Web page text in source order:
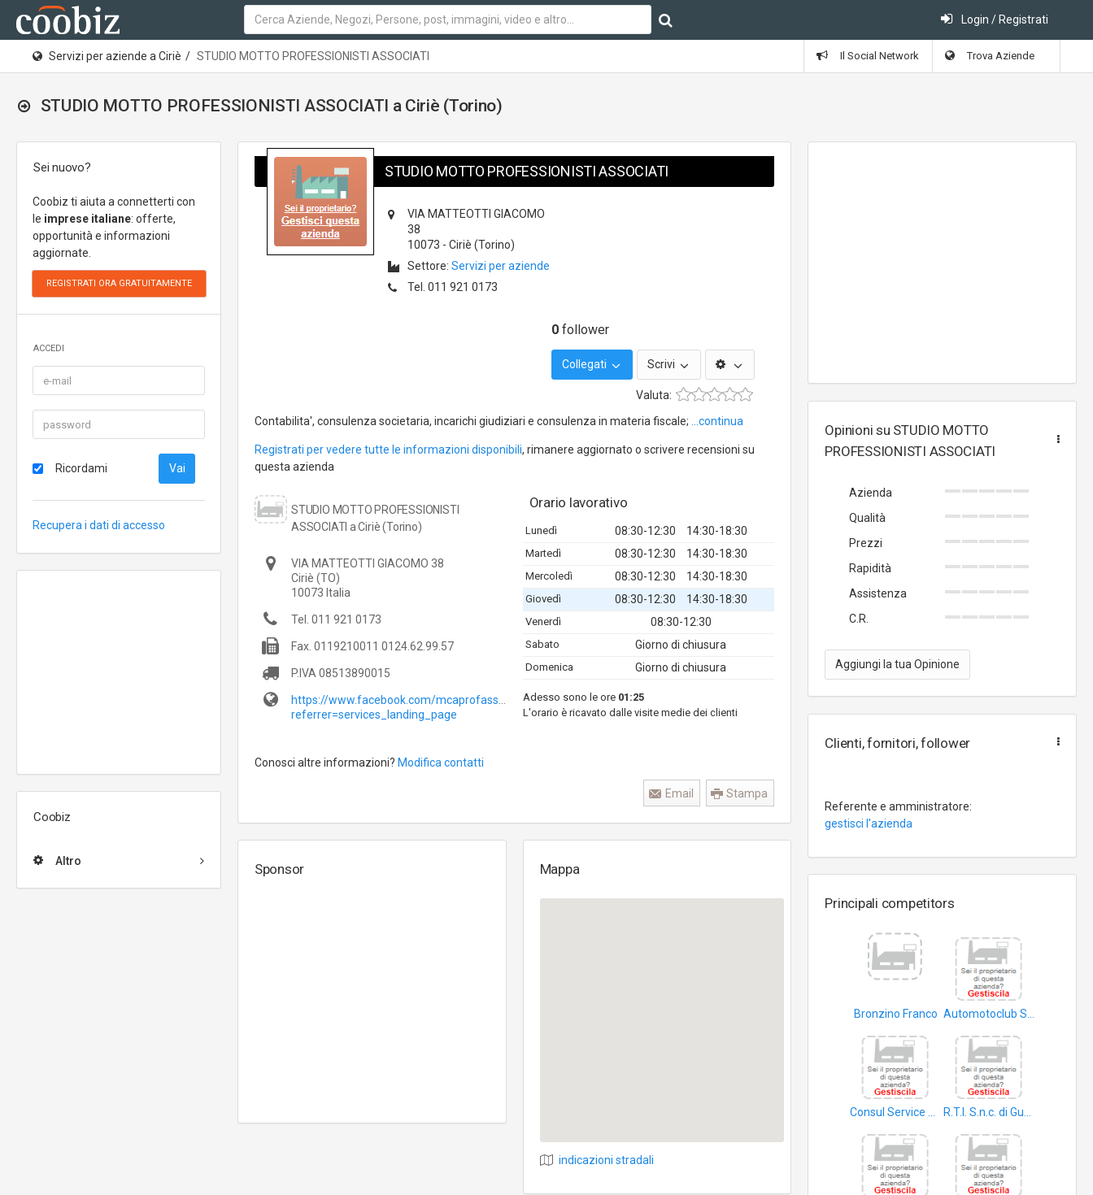
Login / Registrati
Servizi per aziende a Ciriè STUDIO MOTTO PROFESSIONISTI ASSOCIATI Il Social Network Trova Aziende
STUDIO MOTTO PROFESSIONISTI ASSOCIATI a Ciriè (Torino)
Sei nuovo?
Coobiz ti aiuta a connetterti con
le imprese italiane: offerte,
opportunità e informazioni
aggiornate.
ACCEDI
Ricordami
Recupera i dati di accesso
Coobiz
Altro
STUDIO MOTTO PROFESSIONISTI ASSOCIATI
VIA MATTEOTTI GIACOMO
38
10073 - Ciriè (Torino)
Settore: Servizi per aziende
Tel. 011 921 0173
0 follower
Collegati Scrivi
Valuta:
Contabilita', consulenza societaria, incarichi giudiziari e consulenza in materia fiscale;
...continua
Registrati per vedere tutte le informazioni disponibili, rimanere aggiornato o scrivere recensioni su
questa azienda
STUDIO MOTTO PROFESSIONISTI
ASSOCIATI a Ciriè (Torino)
VIA MATTEOTTI GIACOMO 38
Ciriè (TO)
10073 Italia
Tel. 011 921 0173
Fax. 0119210011 0124.62.99.57
P.IVA 08513890015
https://www.facebook.com/mcaprofass/?
referrer=services_landing_page
Orario lavorativo
Lunedì 08:30-12:30 14:30-18:30
Martedì 08:30-12:30 14:30-18:30
Mercoledì 08:30-12:30 14:30-18:30
Giovedì 08:30-12:30 14:30-18:30
Venerdì 08:30-12:30
Sabato Giorno di chiusura
Domenica Giorno di chiusura
Adesso sono le ore 01:25
L'orario è ricavato dalle visite medie dei clienti
Conosci altre informazioni? Modifica contatti
Stampa
Email
Sponsor Mappa
indicazioni stradali
Opinioni su STUDIO MOTTO
PROFESSIONISTI ASSOCIATI
Azienda
Qualità
Prezzi
Rapidità
Assistenza
C.R.
Aggiungi la tua Opinione
Clienti, fornitori, follower
Referente e amministratore:
gestisci l'azienda
Principali competitors
Bronzino Franco